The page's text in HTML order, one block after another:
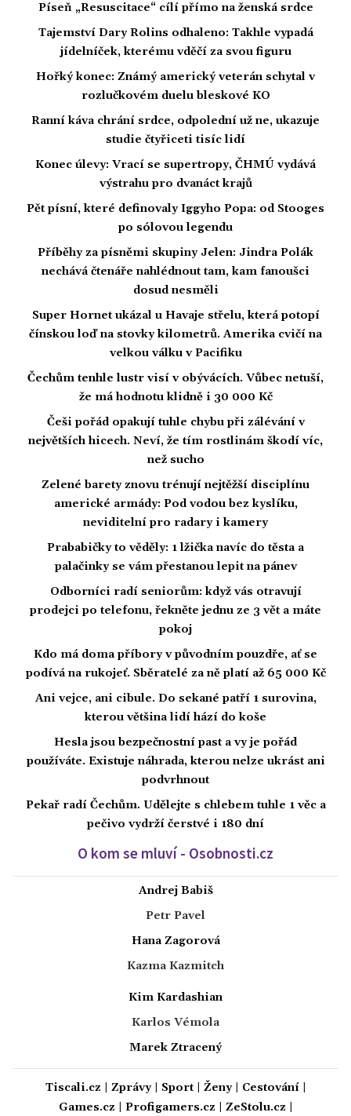
Píseň „Resuscitace“ cílí přímo na ženská srdce
Tajemství Dary Rolins odhaleno: Takhle vypadá
jídelníček, kterému vděčí za svou figuru
Hořký konec: Známý americký veterán schytal v
rozlučkovém duelu bleskové KO
Ranní káva chrání srdce, odpolední už ne, ukazuje
studie čtyřiceti tisíc lidí
Konec úlevy: Vrací se supertropy, ČHMÚ vydává
výstrahu pro dvanáct krajů
Pět písní, které definovaly Iggyho Popa: od Stooges
po sólovou legendu
Příběhy za písněmi skupiny Jelen: Jindra Polák
nechává čtenáře nahlédnout tam, kam fanoušci
dosud nesměli
Super Hornet ukázal u Havaje střelu, která potopí
čínskou loď na stovky kilometrů. Amerika cvičí na
velkou válku v Pacifiku
Čechům tenhle lustr visí v obývácích. Vůbec netuší,
že má hodnotu klidně i 30 000 Kč
Češi pořád opakují tuhle chybu při zálévání v
největších hicech. Neví, že tím rostlinám škodí víc,
než sucho
Zelené barety znovu trénují nejtěžší disciplínu
americké armády: Pod vodou bez kyslíku,
neviditelní pro radary i kamery
Prababičky to věděly: 1 lžička navíc do těsta a
palačinky se vám přestanou lepit na pánev
Odborníci radí seniorům: když vás otravují
prodejci po telefonu, řekněte jednu ze 3 vět a máte
pokoj
Kdo má doma příbory v původním pouzdře, ať se
podívá na rukojeť. Sběratelé za ně platí až 65 000 Kč
Ani vejce, ani cibule. Do sekané patří 1 surovina,
kterou většina lidí hází do koše
Hesla jsou bezpečnostní past a vy je pořád
používáte. Existuje náhrada, kterou nelze ukrást ani
podvrhnout
Pekař radí Čechům. Udělejte s chlebem tuhle 1 věc a
pečivo vydrží čerstvé i 180 dní
O kom se mluví - Osobnosti.cz
Andrej Babiš
Petr Pavel
Hana Zagorová
Kazma Kazmitch
Kim Kardashian
Karlos Vémola
Marek Ztracený
Tiscali.cz Zprávy| Sport| Ženy| Cestování|
Games.cz
Profigamers.cz ZeStolu.cz